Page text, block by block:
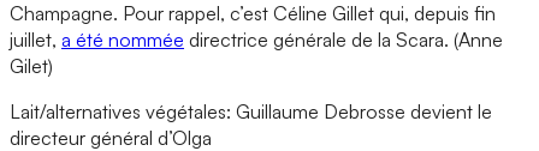
Champagne. Pour rappel, c’est Céline Gillet qui, depuis fin
juillet, a été nommée directrice générale de la Scara. (Anne
Gilet)
Lait/alternatives végétales: Guillaume Debrosse devient le
directeur général d’Olga